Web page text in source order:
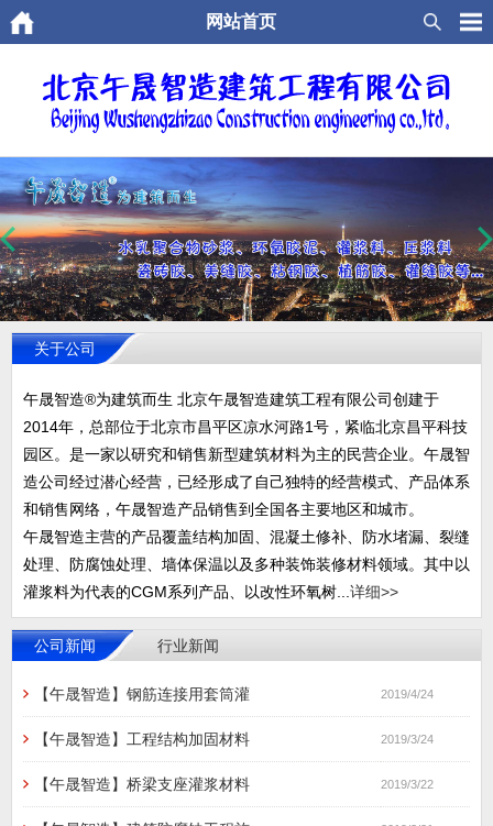
网站首页
关于公司
午晟智造®为建筑而生 北京午晟智造建筑工程有限公司创建于
2014年，总部位于北京市昌平区凉水河路1号，紧临北京昌平科技
园区。是一家以研究和销售新型建筑材料为主的民营企业。午晟智
造公司经过潜心经营，已经形成了自己独特的经营模式、产品体系
和销售网络，午晟智造产品销售到全国各主要地区和城市。
午晟智造主营的产品覆盖结构加固、混凝土修补、防水堵漏、裂缝
处理、防腐蚀处理、墙体保温以及多种装饰装修材料领域。其中以
灌浆料为代表的CGM系列产品、以改性环氧树...详细>>
公司新闻 行业新闻
【午晟智造】钢筋连接用套筒灌 2019/4/24
【午晟智造】工程结构加固材料 2019/3/24
【午晟智造】桥梁支座灌浆材料 2019/3/22